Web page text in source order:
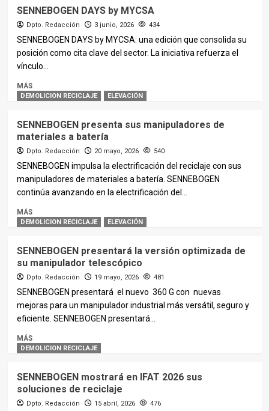
SENNEBOGEN DAYS by MYCSA
Dpto. Redacción 3 junio, 2026 434
SENNEBOGEN DAYS by MYCSA: una edición que consolida su
posición como cita clave del sector. La iniciativa refuerza el
vínculo...
MÁS
DEMOLICION RECICLAJE ELEVACIÓN
SENNEBOGEN presenta sus manipuladores de
materiales a batería
Dpto. Redacción 20 mayo, 2026 540
SENNEBOGEN impulsa la electrificación del reciclaje con sus
manipuladores de materiales a batería. SENNEBOGEN
continúa avanzando en la electrificación del...
MÁS
DEMOLICION RECICLAJE ELEVACIÓN
SENNEBOGEN presentará la versión optimizada de
su manipulador telescópico
Dpto. Redacción 19 mayo, 2026 481
SENNEBOGEN presentará el nuevo 360 G con nuevas
mejoras para un manipulador industrial más versátil, seguro y
eficiente. SENNEBOGEN presentará...
MÁS
DEMOLICION RECICLAJE
SENNEBOGEN mostrará en IFAT 2026 sus
soluciones de reciclaje
Dpto. Redacción 15 abril, 2026 476